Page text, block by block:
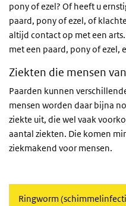
pony of ezel? Of heeft u
paard, pony of ezel, of
altijd contact op met een
met een paard, pony of ezel,
Ziekten die mensen
Paarden kunnen
mensen worden daar bijna
ziekte uit, die wel vaak
aantal ziekten. Die komen
ziekmakend voor mensen.
Ringworm